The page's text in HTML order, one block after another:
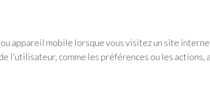
appareil mobile lorsque vous visitez un site
l’utilisateur, comme les préférences ou les